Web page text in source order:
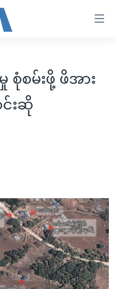
စမ်းဖို့ ဖိအား
င်းဆို